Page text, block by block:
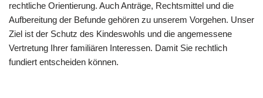
rechtliche Orientierung. Auch Anträge, Rechtsmittel und die
Aufbereitung der Befunde gehören zu unserem Vorgehen. Unser
Ziel ist der Schutz des Kindeswohls und die angemessene
Vertretung Ihrer familiären Interessen. Damit Sie rechtlich
fundiert entscheiden können.